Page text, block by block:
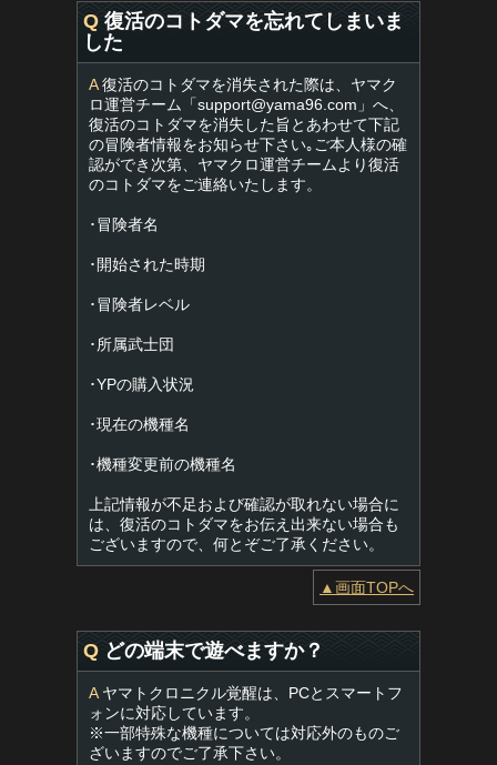
Q 復活のコトダマを忘れてしまいま
した
A復活のコトダマを消失された際は、ヤマク
ロ運営チーム「support@yama96.com 」へ、
復活のコトダマを消失した旨とあわせて下記
の冒険者情報をお知らせ下さい｡ご本人様の確
認ができ次第、ヤマクロ運営チームより復活
のコトダマをご連絡いたします。
･冒険者名
･開始された時期
･冒険者レベル
･所属武士団
･YPの購入状況
･現在の機種名
･機種変更前の機種名
上記情報が不足および確認が取れない場合に
は、復活のコトダマをお伝え出来ない場合も
ございますので、何とぞご了承ください。
▲画面TOPへ
Q どの端末で遊べますか？
Aヤマトクロニクル覚醒は、PCとスマートフ
ォンに対応しています。
※一部特殊な機種については対応外のものご
ざいますのでご了承下さい。